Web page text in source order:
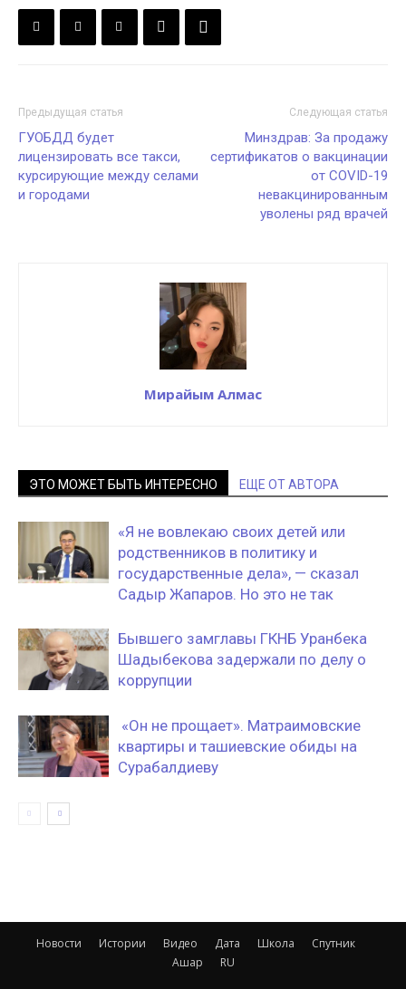
Предыдущая статья
ГУОБДД будет
лицензировать все такси,
курсирующие между селами
и городами
Следующая статья
Минздрав: За продажу
сертификатов о вакцинации
от COVID-19
невакцинированным
уволены ряд врачей
Мирайым Алмас
ЭТО МОЖЕТ БЫТЬ ИНТЕРЕСНО ЕЩЕ ОТ АВТОРА
«Я не вовлекаю своих детей или
родственников в политику и
государственные дела», — сказал
Садыр Жапаров. Но это не так
Бывшего замглавы ГКНБ Уранбека
Шадыбекова задержали по делу о
коррупции
«Он не прощает». Матраимовские
квартиры и ташиевские обиды на
Сурабалдиеву
Новости Истории Видео Дата Школа
Спутник
Ашар
RU